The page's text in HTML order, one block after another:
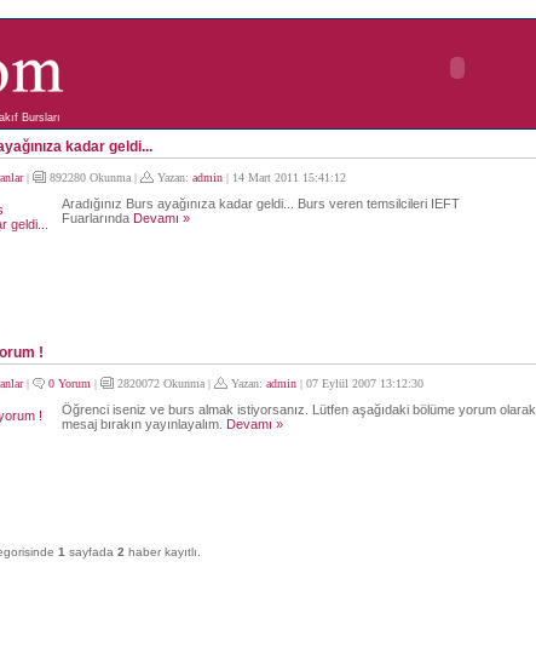
Bursları
kadar geldi...
| 892280 Okunma | Yazan: admin| 14 Mart 2011 15:41:12
Aradığınız Burs ayağınıza kadar geldi... Burs veren temsilcileri IEFT
Fuarlarında Devamı »
!
| 0 Yorum | 2820072 Okunma | Yazan: admin| 07 Eylül 2007 13:12:30
Öğrenci iseniz ve burs almak istiyorsanız. Lütfen aşağıdaki bölüme yorum olarak
mesaj bırakın yayınlayalım. Devamı »
1 sayfada 2 haber kayıtlı.